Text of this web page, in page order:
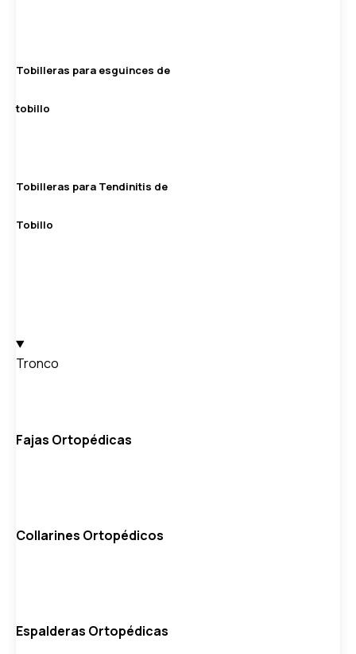
Tobilleras para esguinces de
tobillo
Tobilleras para Tendinitis de
Tobillo
Tronco
Fajas Ortopédicas
Collarines Ortopédicos
Espalderas Ortopédicas